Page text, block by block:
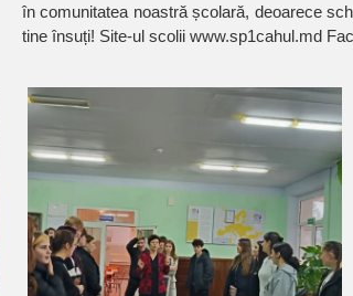
în comunitatea noastră școlară, deoarece
tine însuți! Site-ul scolii www.sp1cahul.md